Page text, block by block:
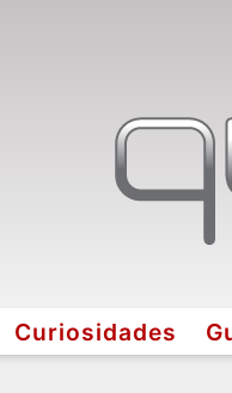
Curiosidades